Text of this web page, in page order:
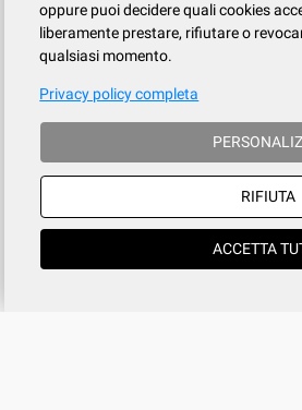
oppure puoi decidere quali cookies
liberamente prestare, rifiutare o
qualsiasi momento.
Privacy policy completa
RIFIUTA
ACCETTA